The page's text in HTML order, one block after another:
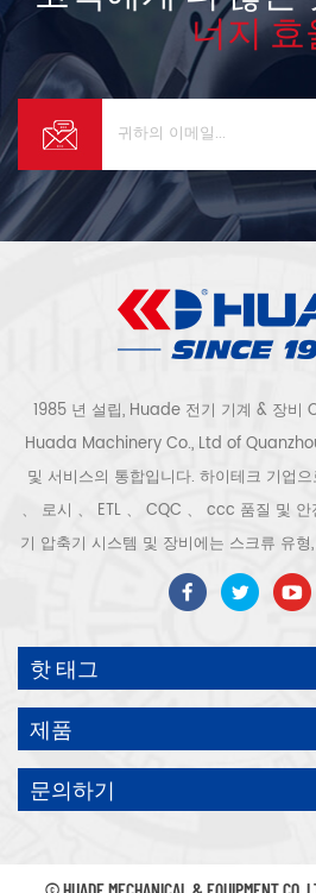
너지 효
1985 년 설립, Huade 전기 기계 & 장비
Huada Machinery Co., Ltd of
및 서비스의 통합입니다. 하이테크 기업
、 로시 、 ETL 、 CQC 、 ccc 품질 및
기 압축기 시스템 및 장비에는 스크류 유
스크롤 유형, 피스톤 유형, 건조기, 필터, 배
라인 등이 포함됩니다. 보다 300 가지 유
우리 회사는 보다 30 년 경력 from 압력
및 장비에 대한 최고의 부품 주조 조립. 또
모터의 자체 핵심 프로세스를 개발하고
에너지 절약 및 환경 보호 기술 발전에 기
드 공기 압축기를 기대하십시오,
핫 태그
제품
문의하기